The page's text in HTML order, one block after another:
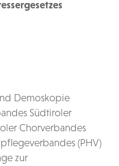
Demoskopie
Südtiroler
Chorverbandes
(PHV)
zur